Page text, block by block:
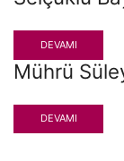
DEVAMI
Mührü
DEVAMI